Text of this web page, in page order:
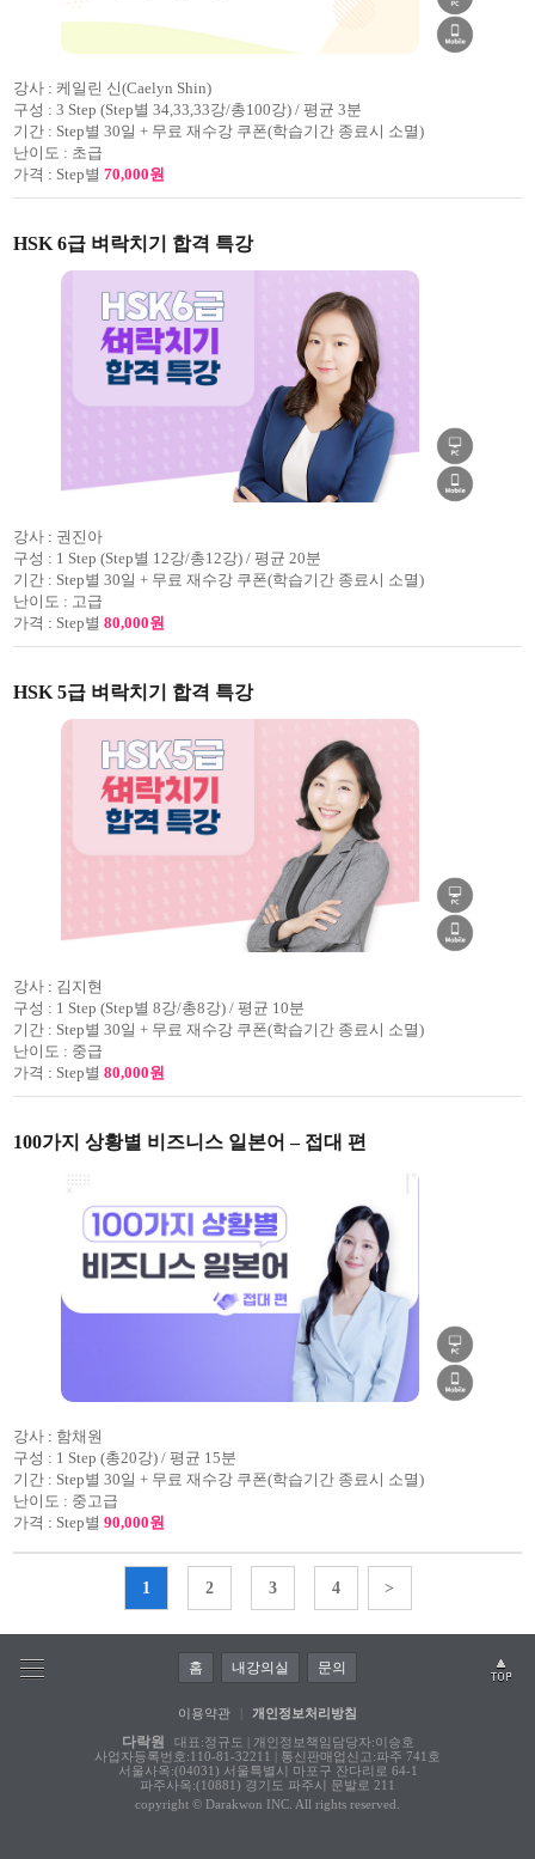
강사 : 케일린 신(Caelyn Shin)
구성 : 3 Step (Step별 34,33,33강/총100강) / 평균 3분
기간 : Step별 30일 + 무료 재수강 쿠폰(학습기간 종료시 소멸)
난이도 : 초급
가격 : Step별 70,000원
HSK 6급 벼락치기 합격 특강
강사 : 권진아
구성 : 1 Step (Step별 12강/총12강) / 평균 20분
기간 : Step별 30일 + 무료 재수강 쿠폰(학습기간 종료시 소멸)
난이도 : 고급
가격 : Step별 80,000원
HSK 5급 벼락치기 합격 특강
강사 : 김지현
구성 : 1 Step (Step별 8강/총8강) / 평균 10분
기간 : Step별 30일 + 무료 재수강 쿠폰(학습기간 종료시 소멸)
난이도 : 중급
가격 : Step별 80,000원
100가지 상황별 비즈니스 일본어 – 접대 편
강사 : 함채원
구성 : 1 Step (총20강) / 평균 15분
기간 : Step별 30일 + 무료 재수강 쿠폰(학습기간 종료시 소멸)
난이도 : 중고급
가격 : Step별 90,000원
1 2 3 4 >
홈 내강의실 문의
이용약관 개인정보처리방침
다락원
대표:정규도 | 개인정보책임담당자:이승호
사업자등록번호:110-81-32211 | 통신판매업신고:파주 741호
서울사옥:(04031) 서울특별시 마포구 잔다리로 64-1
파주사옥:(10881) 경기도 파주시 문발로 211
copyright © Darakwon INC. All rights reserved.